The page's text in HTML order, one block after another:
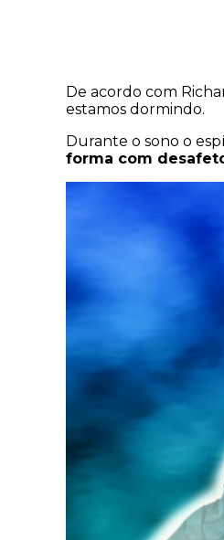
De acordo com
estamos dormindo.
Durante o sono o
forma com